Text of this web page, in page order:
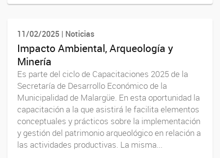
11/02/2025 | Noticias
Impacto Ambiental, Arqueología y
Minería
Es parte del ciclo de Capacitaciones 2025 de la
Secretaría de Desarrollo Económico de la
Municipalidad de Malargüe. En esta oportunidad la
capacitación a la que asistirá le facilita elementos
conceptuales y prácticos sobre la implementación
y gestión del patrimonio arqueológico en relación a
las actividades productivas. La misma...